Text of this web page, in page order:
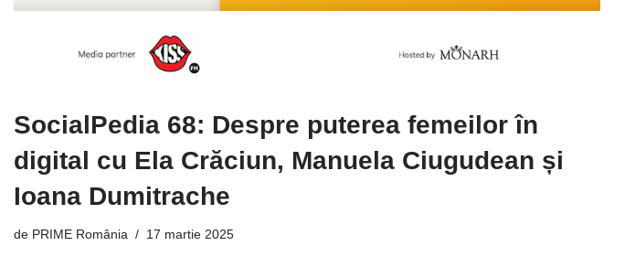
SocialPedia 68: Despre puterea femeilor în
digital cu Ela Crăciun, Manuela Ciugudean și
Ioana Dumitrache
de PRIME România 17 martie 2025